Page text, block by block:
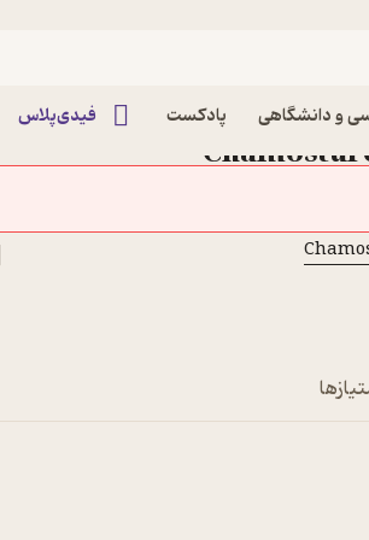
و دانشگاهی پادکست فیدی‌پلاس
سوم: تهمورسِ زیناوند